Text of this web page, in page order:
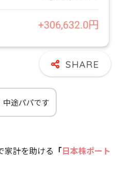
中途パパです
家計を助ける 「日本株ポート